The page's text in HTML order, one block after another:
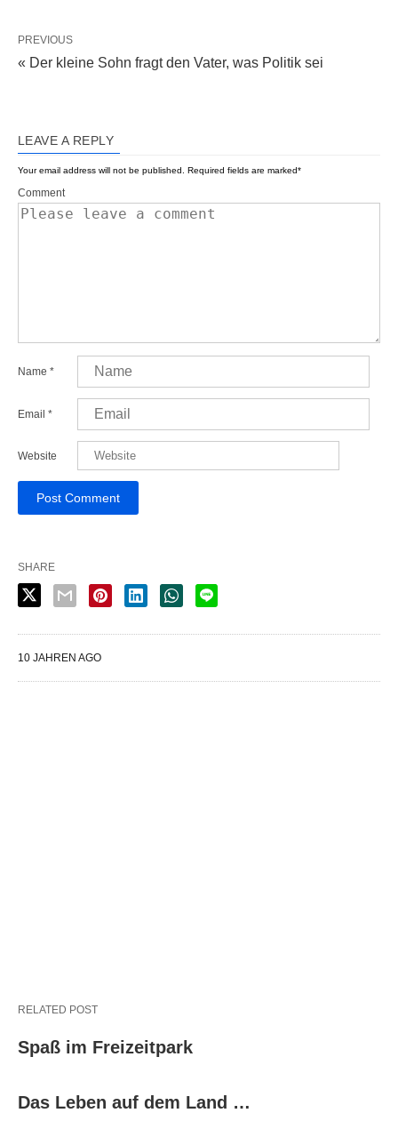
PREVIOUS
« Der kleine Sohn fragt den Vater, was Politik sei
LEAVE A REPLY
Your email address will not be published. Required fields are marked*
Comment
Name *
Email *
Website
SHARE
10 JAHREN AGO
RELATED POST
Spaß im Freizeitpark
Das Leben auf dem Land …